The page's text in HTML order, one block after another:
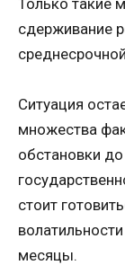
сдерживание
Ситуация
множества
обстановки
стоит
месяцы.